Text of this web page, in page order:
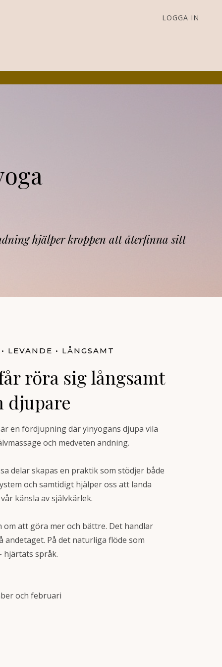
LOGGA IN
hjälper kroppen att återfinna sitt
LEVANDE • LÅNGSAMT
röra sig långsamt
djupare
en fördjupning där yinyogans djupa vila
och medveten andning.
delar skapas en praktik som stödjer både
och samtidigt hjälper oss att landa
känsla av självkärlek.
att göra mer och bättre. Det handlar
andetaget. På det naturliga flöde som
hjärtats språk.
och februari